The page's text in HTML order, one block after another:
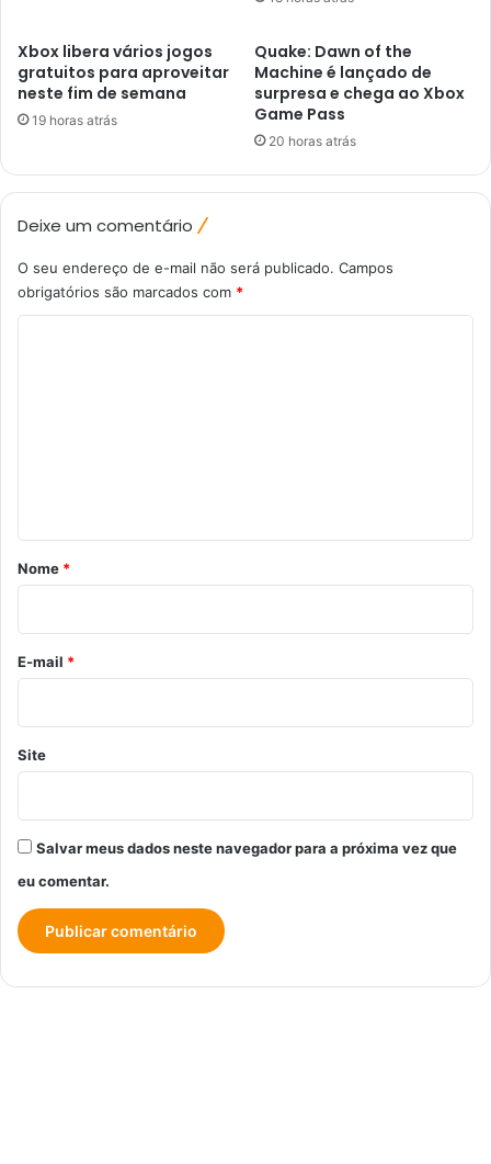
Xbox libera vários jogos
gratuitos para aproveitar
neste fim de semana
19 horas atrás
Quake: Dawn of the
Machine é lançado de
surpresa e chega ao Xbox
Game Pass
20 horas atrás
Deixe um comentário
O seu endereço de e-mail não será publicado. Campos
obrigatórios são marcados com *
r
o
*
Nome *
E-mail *
Site
Salvar meus dados neste navegador para a próxima vez que
eu comentar.